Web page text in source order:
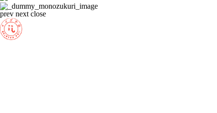
prev next close